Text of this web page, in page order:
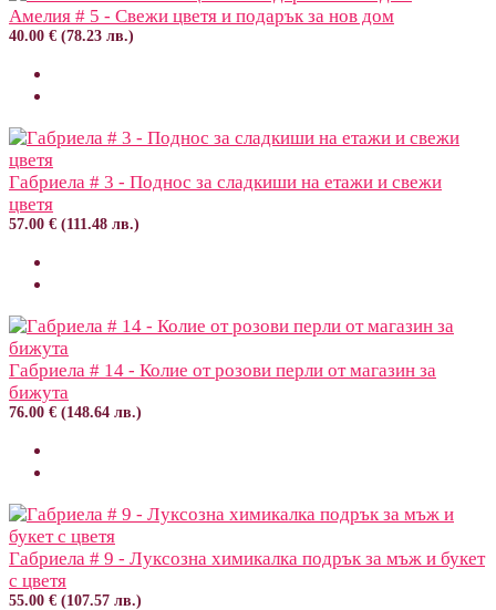
Амелия # 5 - Свежи цветя и подарък за нов дом
40.00 € (78.23 лв.)
Габриела # 3 - Поднос за сладкиши на етажи и свежи
цветя
57.00 € (111.48 лв.)
Габриела # 14 - Колие от розови перли от магазин за
бижута
76.00 € (148.64 лв.)
Габриела # 9 - Луксозна химикалка подрък за мъж и букет
с цветя
55.00 € (107.57 лв.)